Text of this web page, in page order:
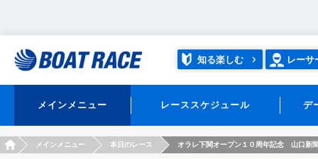
知る楽しむ レーサ
メインメニュー レーススケジュール デ
HOMEメインメニュー 本日のレース オラレ下関オープン１０周年記念 山口新